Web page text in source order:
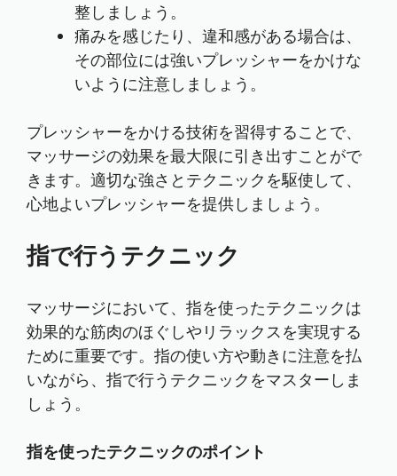
整しましょう。
痛みを感じたり、違和感がある場合は、
その部位には強いプレッシャーをかけな
いように注意しましょう。
プレッシャーをかける技術を習得することで、
マッサージの効果を最大限に引き出すことがで
きます。適切な強さとテクニックを駆使して、
心地よいプレッシャーを提供しましょう。
指で行うテクニック
マッサージにおいて、指を使ったテクニックは
効果的な筋肉のほぐしやリラックスを実現する
ために重要です。指の使い方や動きに注意を払
いながら、指で行うテクニックをマスターしま
しょう。
指を使ったテクニックのポイント